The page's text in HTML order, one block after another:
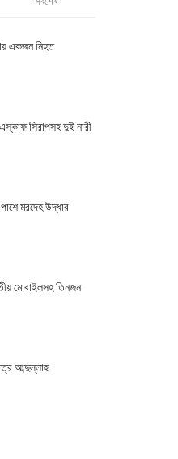
একজন নিহত
এস্কাফ সিরাপসহ দুই নারী
মরদেহ উদ্ধার
মোবাইলসহ তিনজন
আব্দুল্লাহ